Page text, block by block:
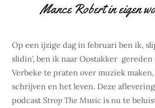
Mance Robert in eigen
Op een ijzige dag in februari ben ik,
slidin', ben ik naar Oostakker gereden
Verbeke te praten over muziek
schrijven en het leven. Deze
podcast Strop The Music is nu te